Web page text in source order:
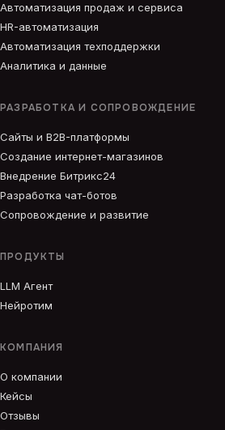
Автоматизация продаж и сервиса
HR-автоматизация
Автоматизация техподдержки
Аналитика и данные
РАЗРАБОТКА И СОПРОВОЖДЕНИЕ
Сайты и B2B-платформы
Создание интернет-магазинов
Внедрение Битрикс24
Разработка чат-ботов
Сопровождение и развитие
ПРОДУКТЫ
LLM Агент
Нейротим
КОМПАНИЯ
О компании
Кейсы
Отзывы